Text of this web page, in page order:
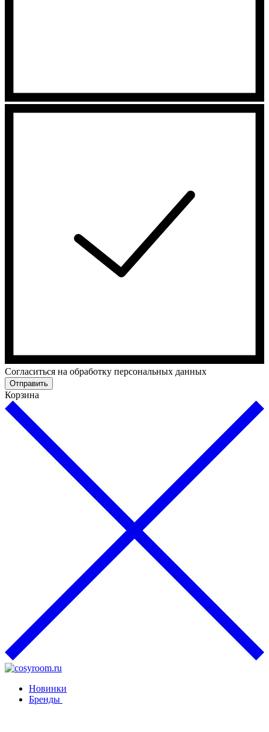
Cогласиться на обработку персональных данных
Отправить
Корзина
Новинки
Бренды